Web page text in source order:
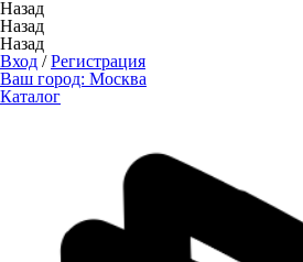
Назад
Назад
Назад
Вход /Регистрация
Ваш город: Москва
Каталог